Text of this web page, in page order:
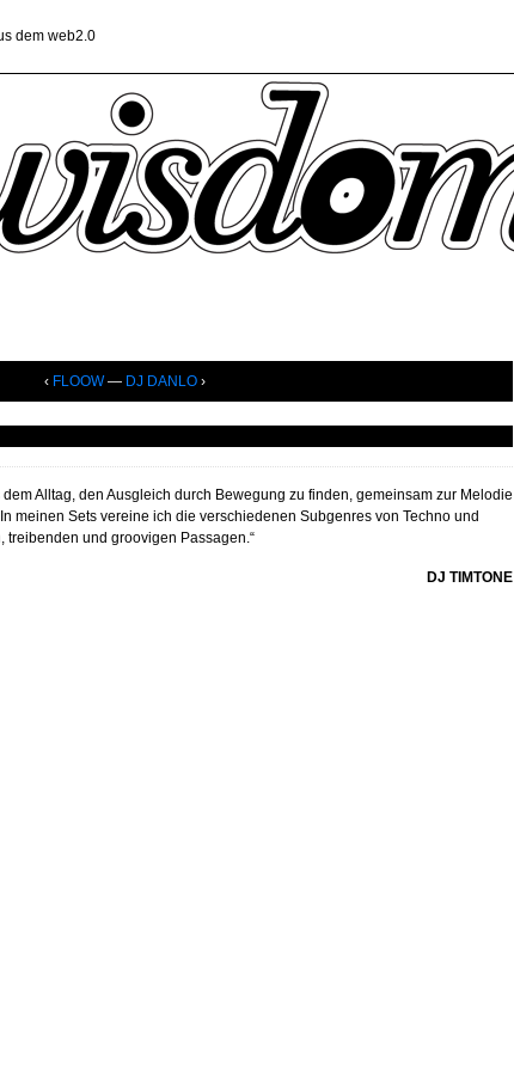
dem web2.0
‹ FLOOW— DJ DANLO›
Alltag, den Ausgleich durch Bewegung zu finden, gemeinsam zur Melodie
meinen Sets vereine ich die verschiedenen Subgenres von Techno und
und groovigen Passagen.“
DJ TIMTONE